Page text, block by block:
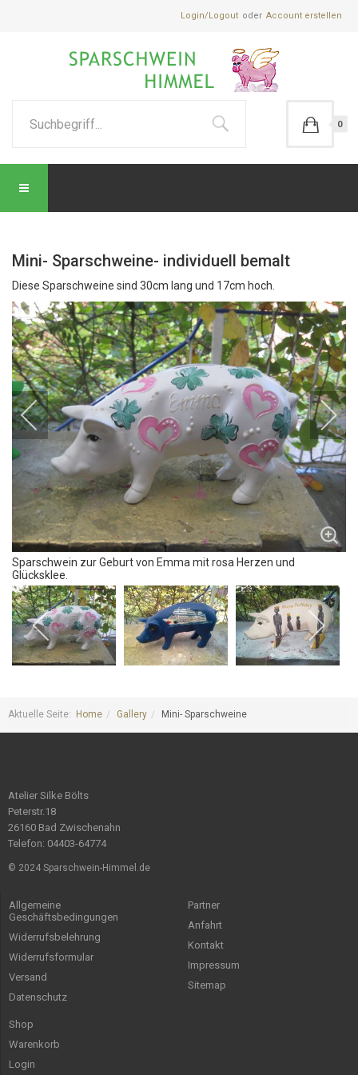
Login/Logout Account erstellen
0
Mini- Sparschweine- individuell bemalt
Diese Sparschweine sind 30cm lang und 17cm hoch.
Sparschwein zur Geburt von Emma mit rosa Herzen und
Glücksklee.
Aktuelle Seite: Home Gallery Mini- Sparschweine
Atelier Silke Bölts
Peterstr.18
26160 Bad Zwischenahn
Telefon: 04403-64774
© 2024 Sparschwein-Himmel.de
Allgemeine
Geschäftsbedingungen
Widerrufsbelehrung
Widerrufsformular
Versand
Datenschutz
Partner
Anfahrt
Kontakt
Impressum
Sitemap
Shop
Warenkorb
Login